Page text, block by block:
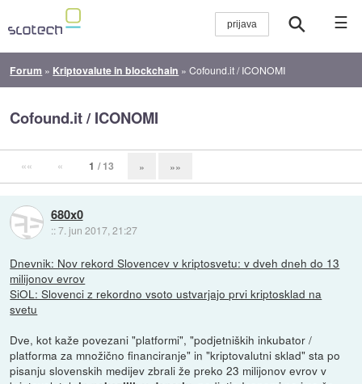
☰
Forum » Kriptovalute in blockchain »Cofound.it / ICONOMI
Cofound.it / ICONOMI
«« « 1 / 13 » »»
680x0
::7. jun 2017, 21:27
Dnevnik: Nov rekord Slovencev v kriptosvetu: v dveh dneh do 13
milijonov evrov
SiOL: Slovenci z rekordno vsoto ustvarjajo prvi kriptosklad na
svetu
Dve, kot kaže povezani "platformi", "podjetniških inkubator /
platforma za množično financiranje" in "kriptovalutni sklad" sta po
pisanju slovenskih medijev zbrali že preko 23 milijonov evrov v